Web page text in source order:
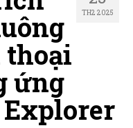
TH2 2025
thoại
ứng
Explorer